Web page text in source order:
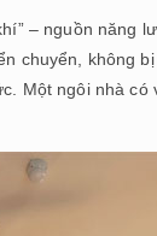
– nguồn năng
chuyển, không
Một ngôi nhà